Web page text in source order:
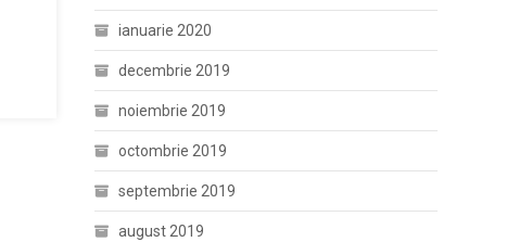
ianuarie 2020
decembrie 2019
noiembrie 2019
octombrie 2019
septembrie 2019
august 2019